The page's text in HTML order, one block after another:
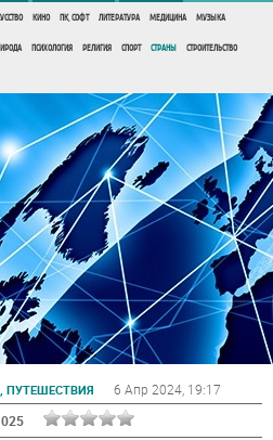
КИНО ПК, СОФТ ЛИТЕРАТУРА МЕДИЦИНА МУЗЫКА
ПСИХОЛОГИЯ РЕЛИГИЯ СПОРТ СТРАНЫ СТРОИТЕЛЬСТВО
ПУТЕШЕСТВИЯ 6 Апр 2024, 19:17